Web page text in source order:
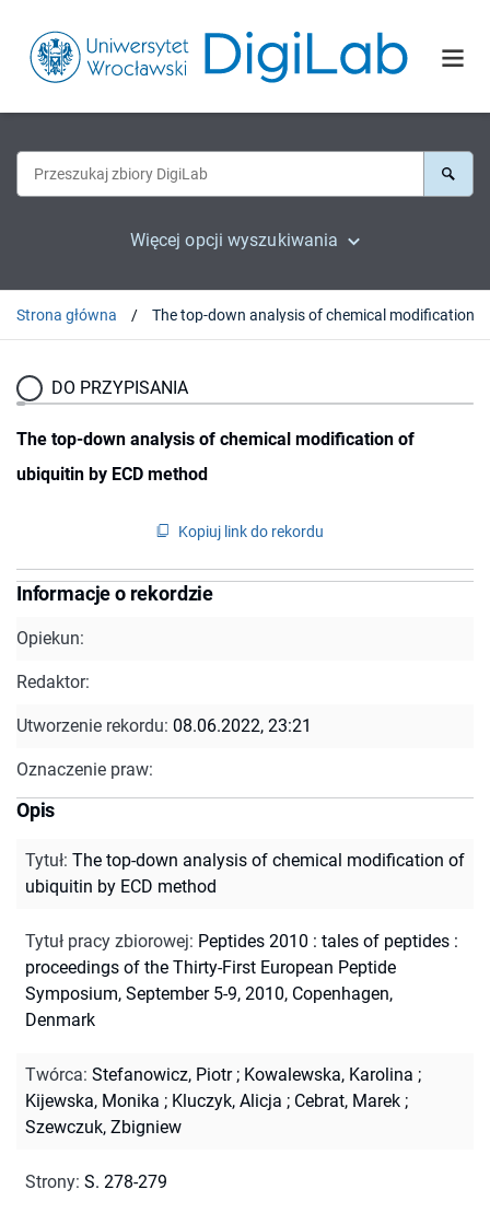
Więcej opcji wyszukiwania
Strona główna
DO PRZYPISANIA
The top-down analysis of chemical modification of
ubiquitin by ECD method
Kopiuj link do rekordu
Informacje o rekordzie
Opiekun:
Redaktor:
Utworzenie rekordu: 08.06.2022, 23:21
Oznaczenie praw:
Opis
Tytuł: The top-down analysis of chemical modification of
ubiquitin by ECD method
Tytuł pracy zbiorowej: Peptides 2010 : tales of peptides :
proceedings of the Thirty-First European Peptide
Symposium, September 5-9, 2010, Copenhagen,
Denmark
Twórca: Stefanowicz, Piotr; Kowalewska, Karolina ;
Kijewska, Monika ; Kluczyk, Alicja ; Cebrat, Marek ;
Szewczuk, Zbigniew
Strony: S. 278-279